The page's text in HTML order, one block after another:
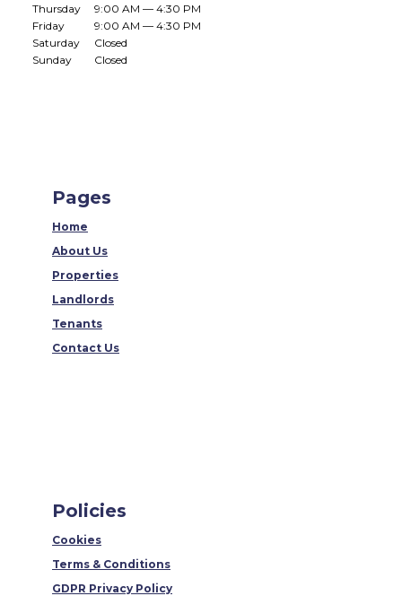
Thursday
9:00 AM — 4:30 PM
Friday
9:00 AM — 4:30 PM
Saturday
Closed
Sunday
Closed
Pages
Home
About Us
Properties
Landlords
Tenants
Contact Us
Policies
Cookies
Terms & Conditions
GDPR Privacy Policy